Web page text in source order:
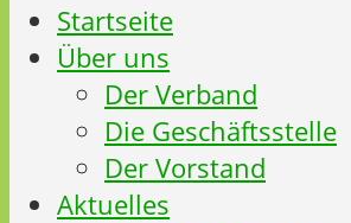
Startseite
Über uns
Der Verband
Die Geschäftsstelle
Der Vorstand
Aktuelles